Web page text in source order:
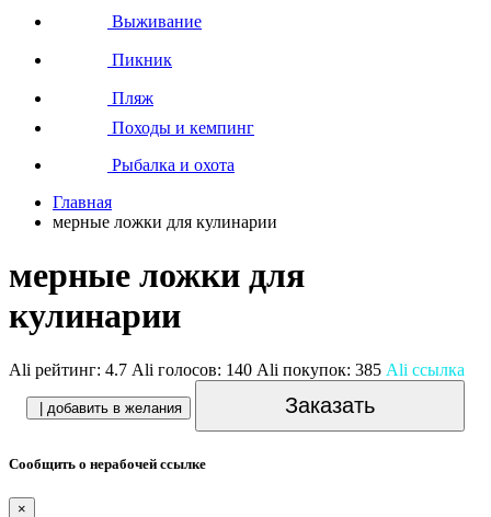
Выживание
Пикник
Пляж
Походы и кемпинг
Рыбалка и охота
Главная
мерные ложки для кулинарии
мерные ложки для
кулинарии
Ali рейтинг: 4.7 Ali голосов: 140 Ali покупок: 385 Ali ссылка
| добавить в желания Заказать
Сообщить о нерабочей ссылке
×